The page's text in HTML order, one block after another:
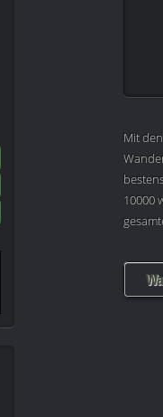
Mit
10000